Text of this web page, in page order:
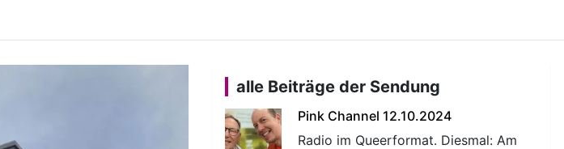
alle Beiträge der Sendung
Pink Channel 12.10.2024
Radio im Queerformat. Diesmal: Am